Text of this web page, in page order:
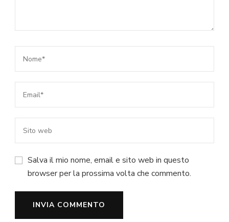
Salva il mio nome, email e sito web in questo
browser per la prossima volta che commento.